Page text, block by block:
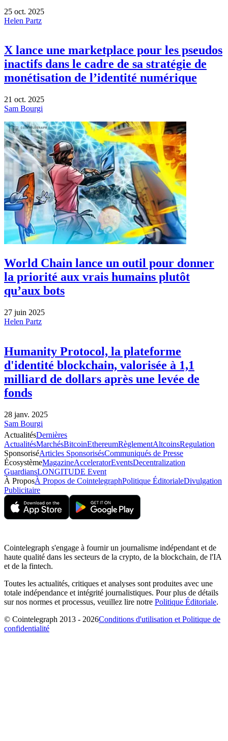
25 oct. 2025
Helen Partz
X lance une marketplace pour les pseudos
inactifs dans le cadre de sa stratégie de
monétisation de l’identité numérique
21 oct. 2025
Sam Bourgi
World Chain lance un outil pour donner
la priorité aux vrais humains plutôt
qu’aux bots
27 juin 2025
Helen Partz
Humanity Protocol, la plateforme
d'identité blockchain, valorisée à 1,1
milliard de dollars après une levée de
fonds
28 janv. 2025
Sam Bourgi
ActualitésDernières
ActualitésMarchésBitcoinEthereumRèglementAltcoinsRegulation
SponsoriséArticles SponsorisésCommuniqués de Presse
ÉcosystèmeMagazineAcceleratorEventsDecentralization
GuardiansLONGITUDE Event
À ProposÀ Propos de CointelegraphPolitique ÉditorialeDivulgation
Publicitaire
Cointelegraph s'engage à fournir un journalisme indépendant et de
haute qualité dans les secteurs de la crypto, de la blockchain, de l'IA
et de la fintech.
Toutes les actualités, critiques et analyses sont produites avec une
totale indépendance et intégrité journalistiques. Pour plus de détails
sur nos normes et processus, veuillez lire notre Politique Éditoriale.
© Cointelegraph 2013 - 2026Conditions d'utilisation et Politique de
confidentialité